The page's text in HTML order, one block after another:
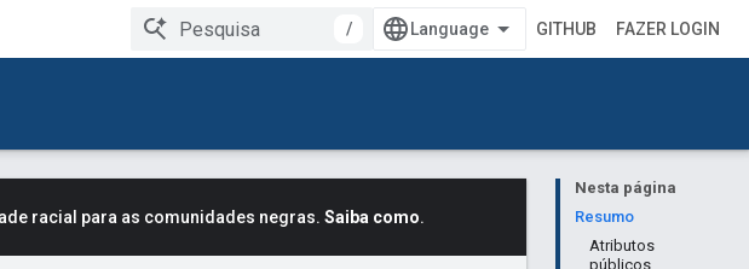
/ GITHUB FAZER LOGIN
Nesta página
Resumo
Atributos
públicos
racial para as comunidades negras. Saiba como.